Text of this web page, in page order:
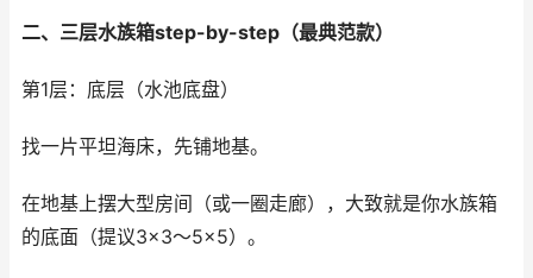
二、三层水族箱step-by-step（最典范款）
第1层：底层（水池底盘）
找一片平坦海床，先铺地基。
在地基上摆大型房间（或一圈走廊），大致就是你水族箱
的底面（提议3×3～5×5）。